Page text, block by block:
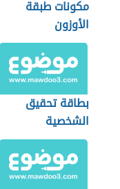
مكونات طبقة
الأوزون
بطاقة تحقيق
الشخصية